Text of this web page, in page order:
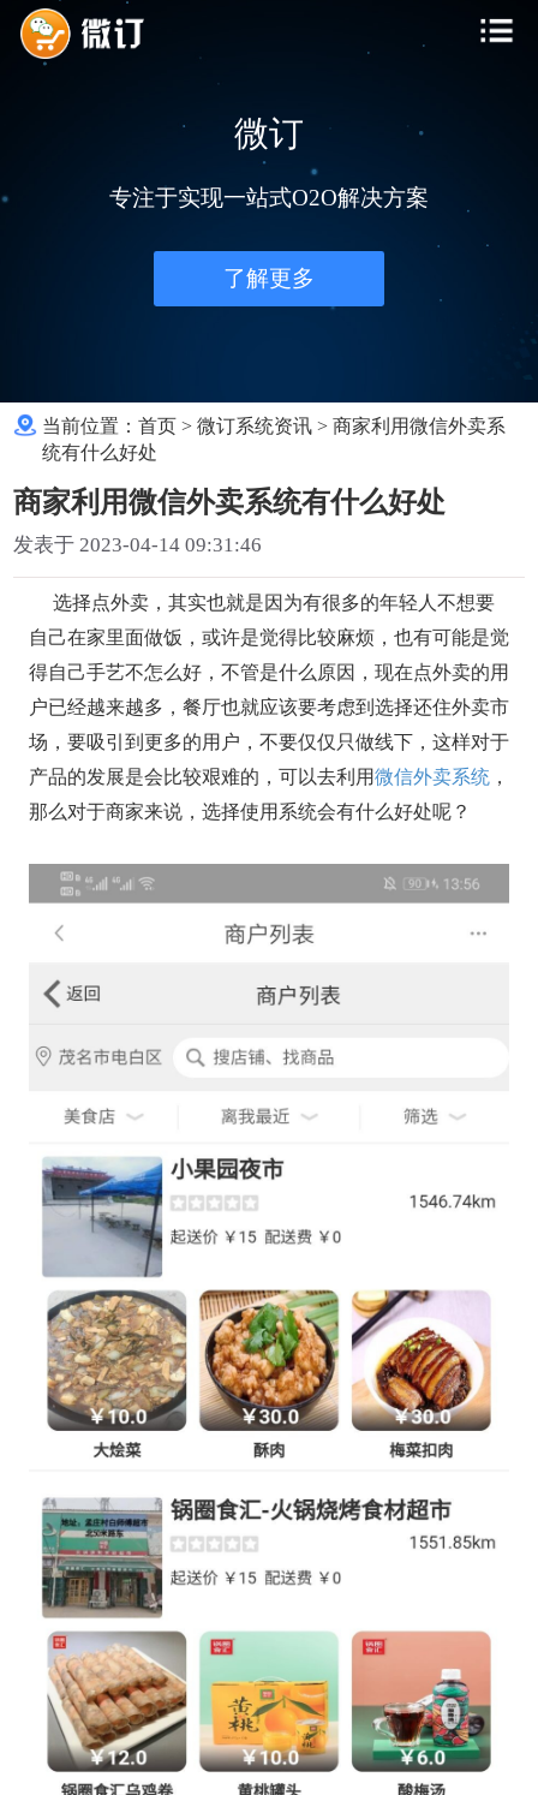
微订
专注于实现一站式O2O解决方案
了解更多
当前位置：首页 >微订系统资讯 >商家利用微信外卖系
统有什么好处
商家利用微信外卖系统有什么好处
发表于 2023-04-14 09:31:46
选择点外卖，其实也就是因为有很多的年轻人不想要
自己在家里面做饭，或许是觉得比较麻烦，也有可能是觉
得自己手艺不怎么好，不管是什么原因，现在点外卖的用
户已经越来越多，餐厅也就应该要考虑到选择还住外卖市
场，要吸引到更多的用户，不要仅仅只做线下，这样对于
产品的发展是会比较艰难的，可以去利用微信外卖系统，
那么对于商家来说，选择使用系统会有什么好处呢？